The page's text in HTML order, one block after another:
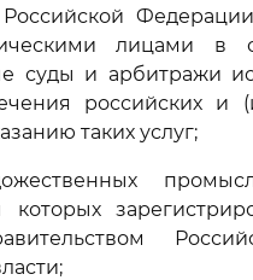
лицами в
суды и арбитражи
российских и
таких услуг;
которых